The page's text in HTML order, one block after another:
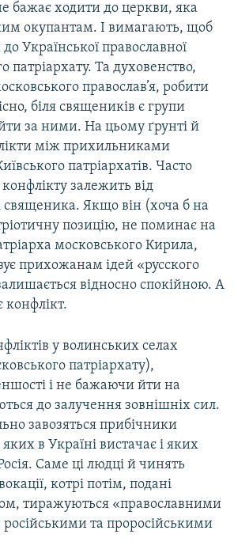
бажає ходити до церкви, яка
окупантам. І вимагають, щоб
Української православної
патріархату. Та духовенство,
православ’я, робити
біля священиків є групи
за ними. На цьому ґрунті й
між прихильниками
патріархатів. Часто
залежить від
священика. Якщо він (хоча б на
позицію, не поминає на
московського Кирила,
прихожанам ідей «русского
відносно спокійною. А
конфлікт.
у волинських селах
патріархату),
і не бажаючи йти на
до залучення зовнішніх сил.
завозяться прибічники
в Україні вистачає і яких
Саме ці людці й чинять
котрі потім, подані
тиражуються «православними
та проросійськими